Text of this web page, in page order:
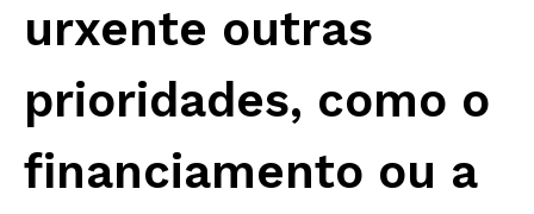
urxente outras
prioridades, como o
financiamento ou a